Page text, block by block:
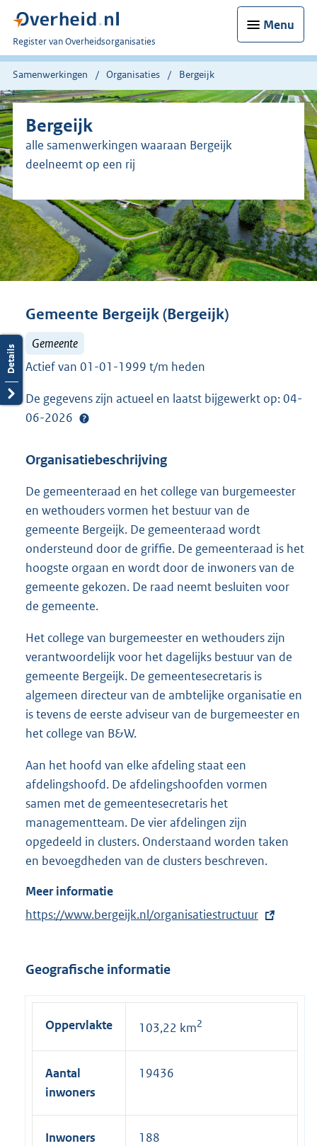
Menu
U
bent
nu
Register van Overheidsorganisaties
Samenwerkingen Organisaties Bergeijk
Bergeijk
alle samenwerkingen waaraan Bergeijk
deelneemt op een rij
Gemeente Bergeijk (Bergeijk)
Gemeente
Actief van 01-01-1999 t/m heden
De gegevens zijn actueel en laatst bijgewerkt op: 04-
06-2026
Organisatiebeschrijving
De gemeenteraad en het college van burgemeester
en wethouders vormen het bestuur van de
gemeente Bergeijk. De gemeenteraad wordt
ondersteund door de griffie. De gemeenteraad is het
hoogste orgaan en wordt door de inwoners van de
gemeente gekozen. De raad neemt besluiten voor
de gemeente.
Het college van burgemeester en wethouders zijn
verantwoordelijk voor het dagelijks bestuur van de
gemeente Bergeijk. De gemeentesecretaris is
algemeen directeur van de ambtelijke organisatie en
is tevens de eerste adviseur van de burgemeester en
het college van B&W.
Aan het hoofd van elke afdeling staat een
afdelingshoofd. De afdelingshoofden vormen
samen met de gemeentesecretaris het
managementteam. De vier afdelingen zijn
opgedeeld in clusters. Onderstaand worden taken
en bevoegdheden van de clusters beschreven.
Meer informatie
E
e
https://www.bergeijk.nl/organisatiestructuur
Geografische informatie
Oppervlakte 103,22 km2
Aantal
inwoners
19436
Inwoners
188